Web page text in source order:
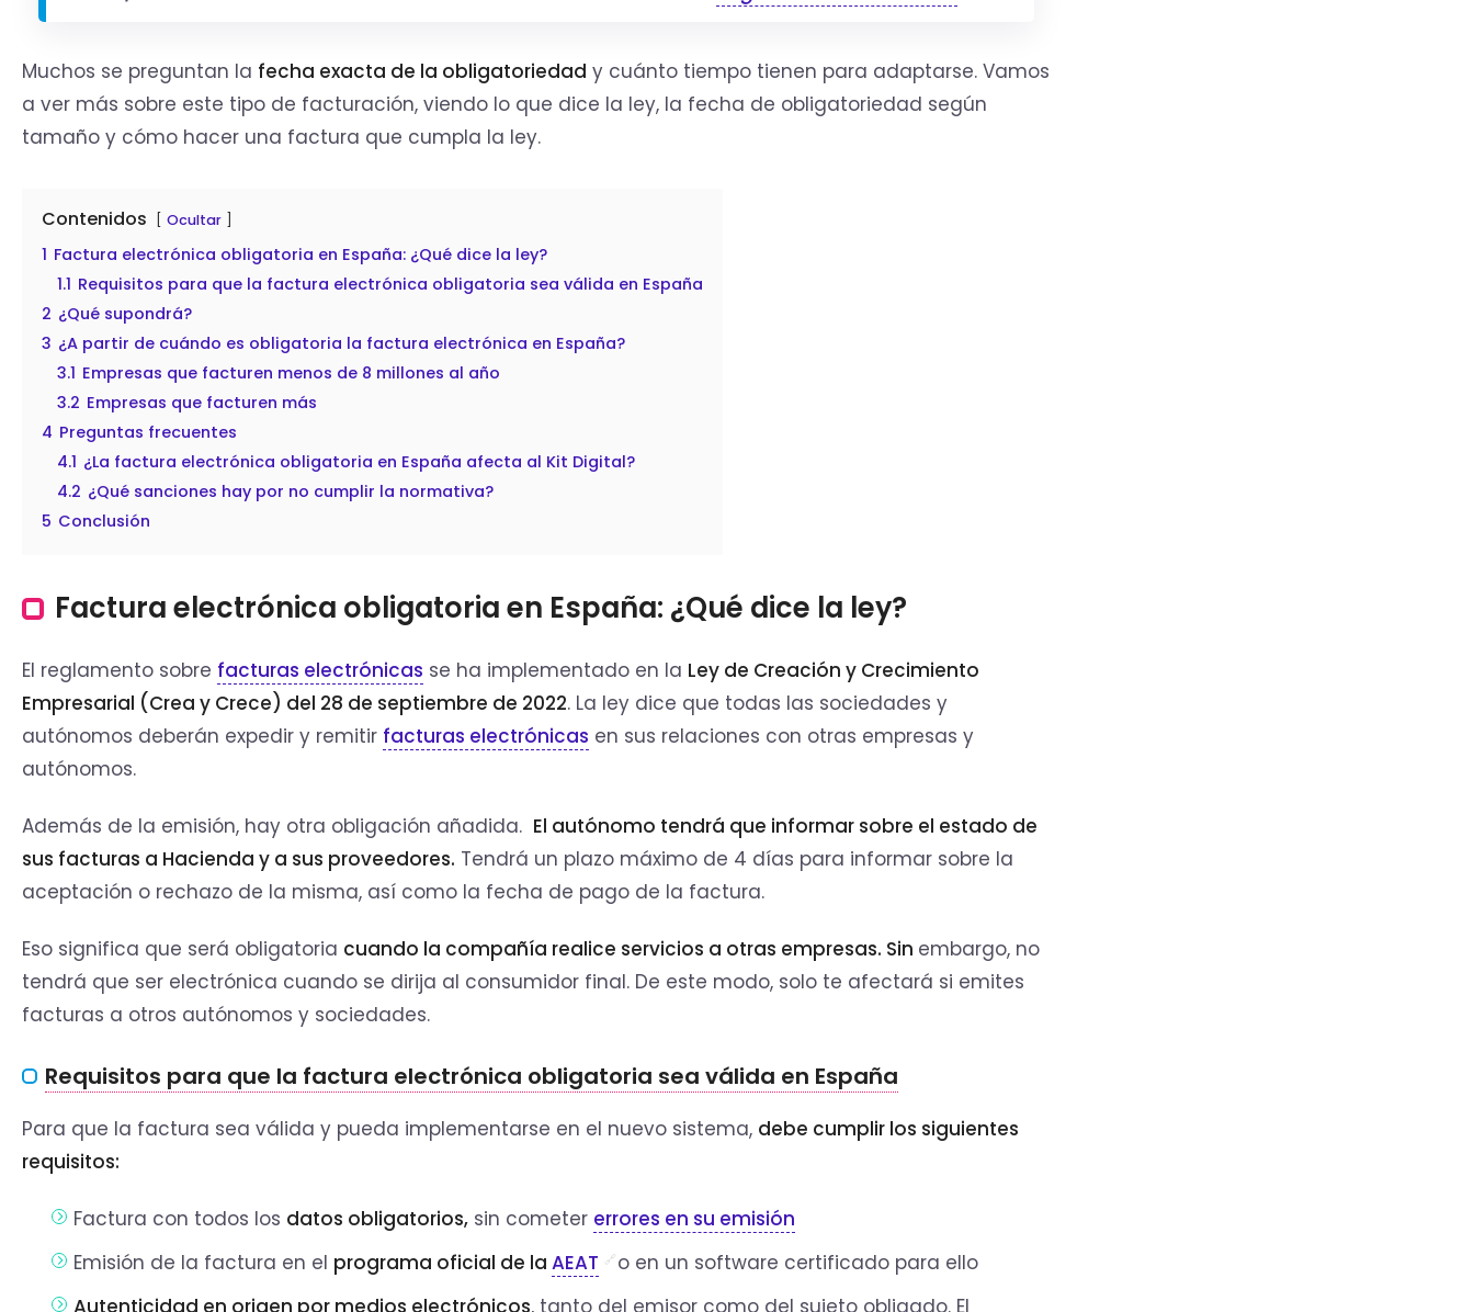
Muchos se preguntan la fecha exacta de la obligatoriedad y cuánto tiempo tienen para adaptarse. Vamos
a ver más sobre este tipo de facturación, viendo lo que dice la ley, la fecha de obligatoriedad según
tamaño y cómo hacer una factura que cumpla la ley.
Contenidos Ocultar
1 Factura electrónica obligatoria en España: ¿Qué dice la ley?
1.1 Requisitos para que la factura electrónica obligatoria sea válida en España
2 ¿Qué supondrá?
3 ¿A partir de cuándo es obligatoria la factura electrónica en España?
3.1 Empresas que facturen menos de 8 millones al año
3.2 Empresas que facturen más
4 Preguntas frecuentes
4.1 ¿La factura electrónica obligatoria en España afecta al Kit Digital?
4.2 ¿Qué sanciones hay por no cumplir la normativa?
5 Conclusión
Factura electrónica obligatoria en España: ¿Qué dice la ley?
El reglamento sobre facturas electrónicas se ha implementado en la Ley de Creación y Crecimiento
Empresarial (Crea y Crece) del 28 de septiembre de 2022. La ley dice que todas las sociedades y
autónomos deberán expedir y remitir facturas electrónicas en sus relaciones con otras empresas y
autónomos.
Además de la emisión, hay otra obligación añadida. El autónomo tendrá que informar sobre el estado de
sus facturas a Hacienda y a sus proveedores. Tendrá un plazo máximo de 4 días para informar sobre la
aceptación o rechazo de la misma, así como la fecha de pago de la factura.
Eso significa que será obligatoria cuando la compañía realice servicios a otras empresas. Sin embargo, no
tendrá que ser electrónica cuando se dirija al consumidor final. De este modo, solo te afectará si emites
facturas a otros autónomos y sociedades.
Requisitos para que la factura electrónica obligatoria sea válida en España
Para que la factura sea válida y pueda implementarse en el nuevo sistema, debe cumplir los siguientes
requisitos:
Factura con todos los datos obligatorios, sin cometer errores en su emisión
Emisión de la factura en el programa oficial de laAEAT o en un software certificado para ello
Autenticidad en origen por medios electrónicos, tanto del emisor como del sujeto obligado. El